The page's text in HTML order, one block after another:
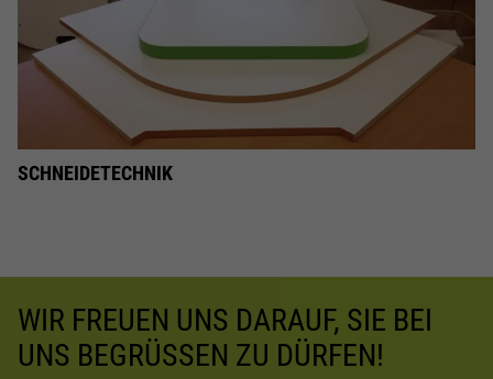
SCHNEIDETECHNIK
WIR FREUEN UNS DARAUF, SIE BEI
UNS BEGRÜSSEN ZU DÜRFEN!